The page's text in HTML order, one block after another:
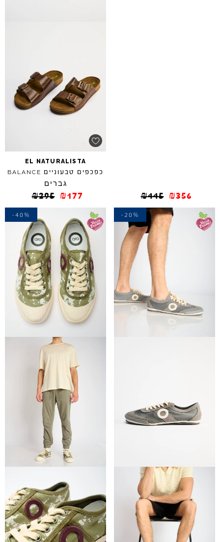
₪445 ₪356
EL NATURALISTA
כפכפים טבעוניים BALANCE
גברים
₪295 ₪177
-20%
-40%